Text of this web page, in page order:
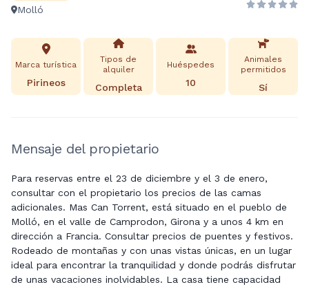
Molló
Marca turística
Pirineos
Tipos de
alquiler
Completa
Huéspedes
10
Animales
permitidos
Sí
Mensaje del propietario
Para reservas entre el 23 de diciembre y el 3 de enero,
consultar con el propietario los precios de las camas
adicionales. Mas Can Torrent, está situado en el pueblo de
Molló, en el valle de Camprodon, Girona y a unos 4 km en
dirección a Francia. Consultar precios de puentes y festivos.
Rodeado de montañas y con unas vistas únicas, en un lugar
ideal para encontrar la tranquilidad y donde podrás disfrutar
de unas vacaciones inolvidables. La casa tiene capacidad